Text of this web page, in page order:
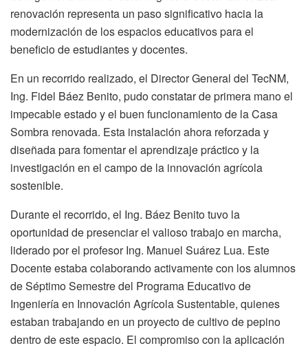
renovación representa un paso significativo hacia la
modernización de los espacios educativos para el
beneficio de estudiantes y docentes.
En un recorrido realizado, el Director General del TecNM,
Ing. Fidel Báez Benito, pudo constatar de primera mano el
impecable estado y el buen funcionamiento de la Casa
Sombra renovada. Esta instalación ahora reforzada y
diseñada para fomentar el aprendizaje práctico y la
investigación en el campo de la innovación agrícola
sostenible.
Durante el recorrido, el Ing. Báez Benito tuvo la
oportunidad de presenciar el valioso trabajo en marcha,
liderado por el profesor Ing. Manuel Suárez Lua. Este
Docente estaba colaborando activamente con los alumnos
de Séptimo Semestre del Programa Educativo de
Ingeniería en Innovación Agrícola Sustentable, quienes
estaban trabajando en un proyecto de cultivo de pepino
dentro de este espacio. El compromiso con la aplicación